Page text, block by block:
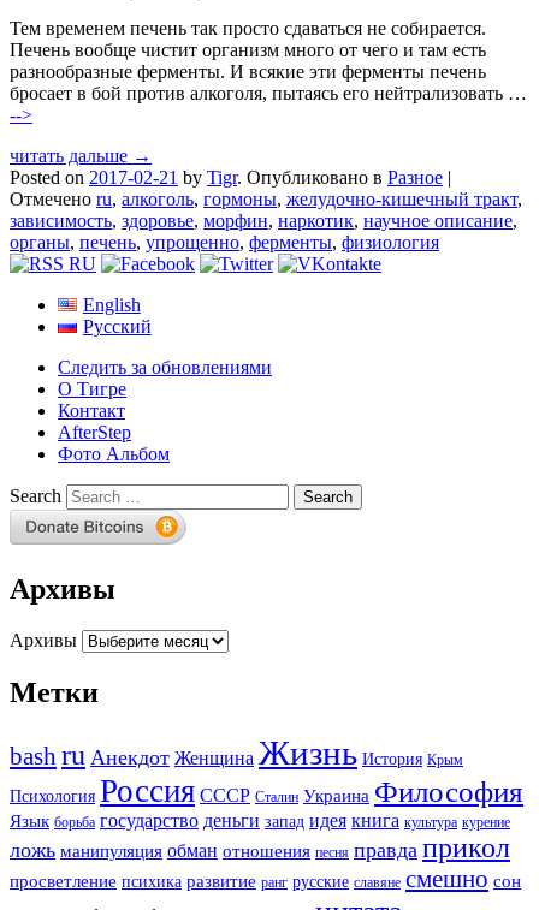
Тем временем печень так просто сдаваться не собирается.
Печень вообще чистит организм много от чего и там есть
разнообразные ферменты. И всякие эти ферменты печень
бросает в бой против алкоголя, пытаясь его нейтрализовать …
-->
читать дальше →
Posted on 2017-02-21 by Tigr. Опубликовано в Разное |
Отмечено ru, алкоголь, гормоны, желудочно-кишечный тракт,
зависимость, здоровье, морфин, наркотик, научное описание,
органы, печень, упрощенно, ферменты, физиология
English
Русский
Следить за обновлениями
О Тигре
Контакт
AfterStep
Фото Альбом
Search
Архивы
Архивы
Метки
bashru Анекдот Женщина Жизнь История Крым
Психология Россия СССР Сталин Украина Философия
Язык борьба государство деньги запад идея книга культура курение
ложь манипуляция обман отношения песня правда прикол
просветление психика развитие ранг русские славяне смешно сон